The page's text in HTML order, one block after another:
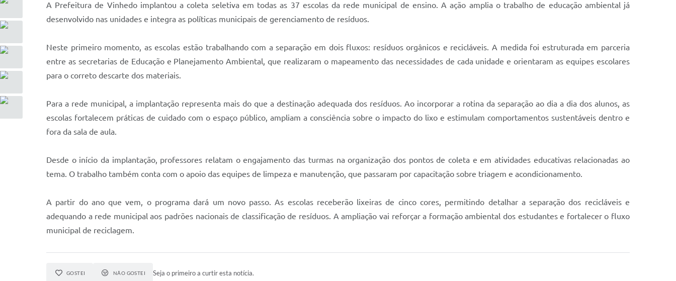
A Prefeitura de Vinhedo implantou a coleta seletiva em todas as 37 escolas da rede municipal de ensino. A ação amplia o trabalho de educação ambiental já
desenvolvido nas unidades e integra as políticas municipais de gerenciamento de resíduos.
Neste primeiro momento, as escolas estão trabalhando com a separação em dois fluxos: resíduos orgânicos e recicláveis. A medida foi estruturada em parceria
entre as secretarias de Educação e Planejamento Ambiental, que realizaram o mapeamento das necessidades de cada unidade e orientaram as equipes escolares
para o correto descarte dos materiais.
Para a rede municipal, a implantação representa mais do que a destinação adequada dos resíduos. Ao incorporar a rotina da separação ao dia a dia dos alunos, as
escolas fortalecem práticas de cuidado com o espaço público, ampliam a consciência sobre o impacto do lixo e estimulam comportamentos sustentáveis dentro e
fora da sala de aula.
Desde o início da implantação, professores relatam o engajamento das turmas na organização dos pontos de coleta e em atividades educativas relacionadas ao
tema. O trabalho também conta com o apoio das equipes de limpeza e manutenção, que passaram por capacitação sobre triagem e acondicionamento.
A partir do ano que vem, o programa dará um novo passo. As escolas receberão lixeiras de cinco cores, permitindo detalhar a separação dos recicláveis e
adequando a rede municipal aos padrões nacionais de classificação de resíduos. A ampliação vai reforçar a formação ambiental dos estudantes e fortalecer o fluxo
municipal de reciclagem.
GOSTEI NÃO GOSTEI Seja o primeiro a curtir esta notícia.